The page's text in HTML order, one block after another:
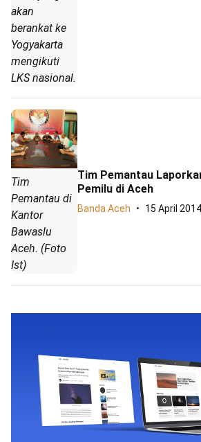
akan
berankat ke
Yogyakarta
mengikuti
LKS nasional.
Tim
Pemantau di
Kantor
Bawaslu
Aceh. (Foto
Ist)
Tim Pemantau
Pemilu di Aceh
Banda Aceh 15 April 2014